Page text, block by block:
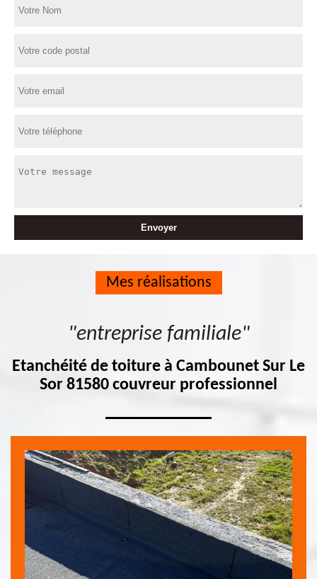
Mes réalisations
"entreprise familiale"
Etanchéité de toiture à Cambounet Sur Le
Sor 81580 couvreur professionnel